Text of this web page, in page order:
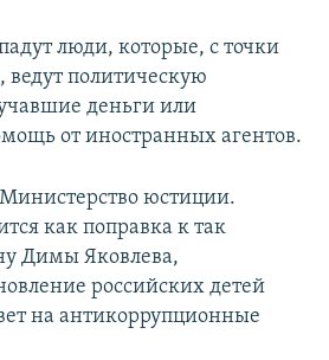
люди, которые, с точки
ведут политическую
деньги или
от иностранных агентов.
Министерство юстиции.
как поправка к так
Димы Яковлева,
российских детей
на антикоррупционные